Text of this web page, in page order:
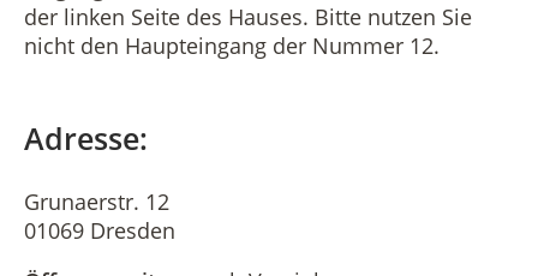
der linken Seite des Hauses. Bitte nutzen Sie
nicht den Haupteingang der Nummer 12.
Adresse:
Grunaerstr. 12
01069 Dresden